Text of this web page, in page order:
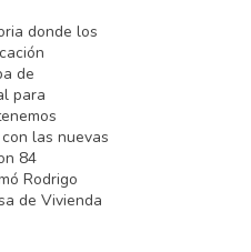
donde los
de
para
las nuevas
84
Rodrigo
de Vivienda